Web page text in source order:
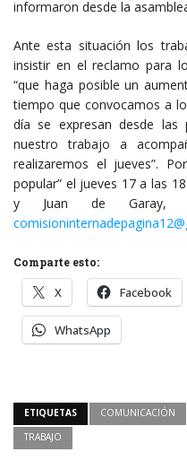
informaron desde la
Ante esta situación los
insistir en el reclamo para
“que haga posible un
tiempo que convocamos a
día se expresan desde
nuestro trabajo a
realizaremos el jueves”.
popular” el jueves 17 a las
y Juan de Garay,
Comparte esto:
X Facebook
WhatsApp
ETIQUETAS COMUNICACIÓN
TRABAJO